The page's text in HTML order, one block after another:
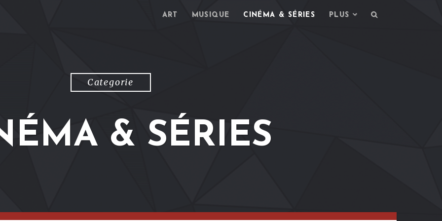
ART MUSIQUE CINÉMA & SÉRIES PLUS
Categorie
& SÉRIES